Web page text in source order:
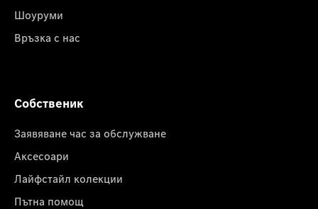
Шоуруми
Връзка с нас
Собственик
Заявяване час за обслужване
Аксесоари
Лайфстайл колекции
Пътна помощ